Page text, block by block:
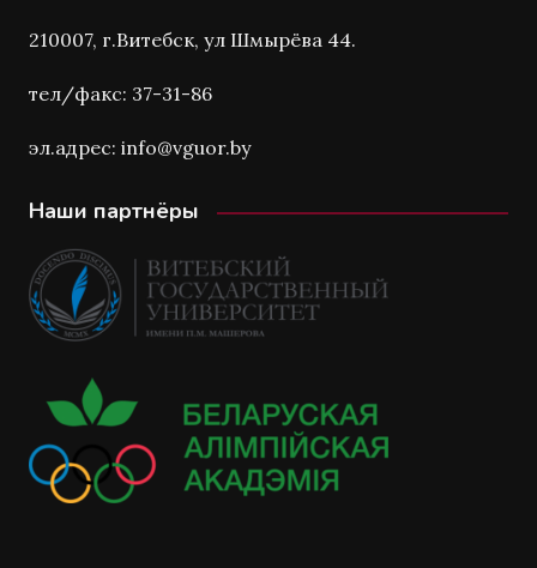
210007, г.Витебск, ул Шмырёва 44.
тел/факс: 37-31-86
эл.адрес: info@vguor.by
Наши партнёры